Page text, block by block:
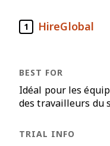
1 HireGlobal
Idéal pour les
des travailleurs du